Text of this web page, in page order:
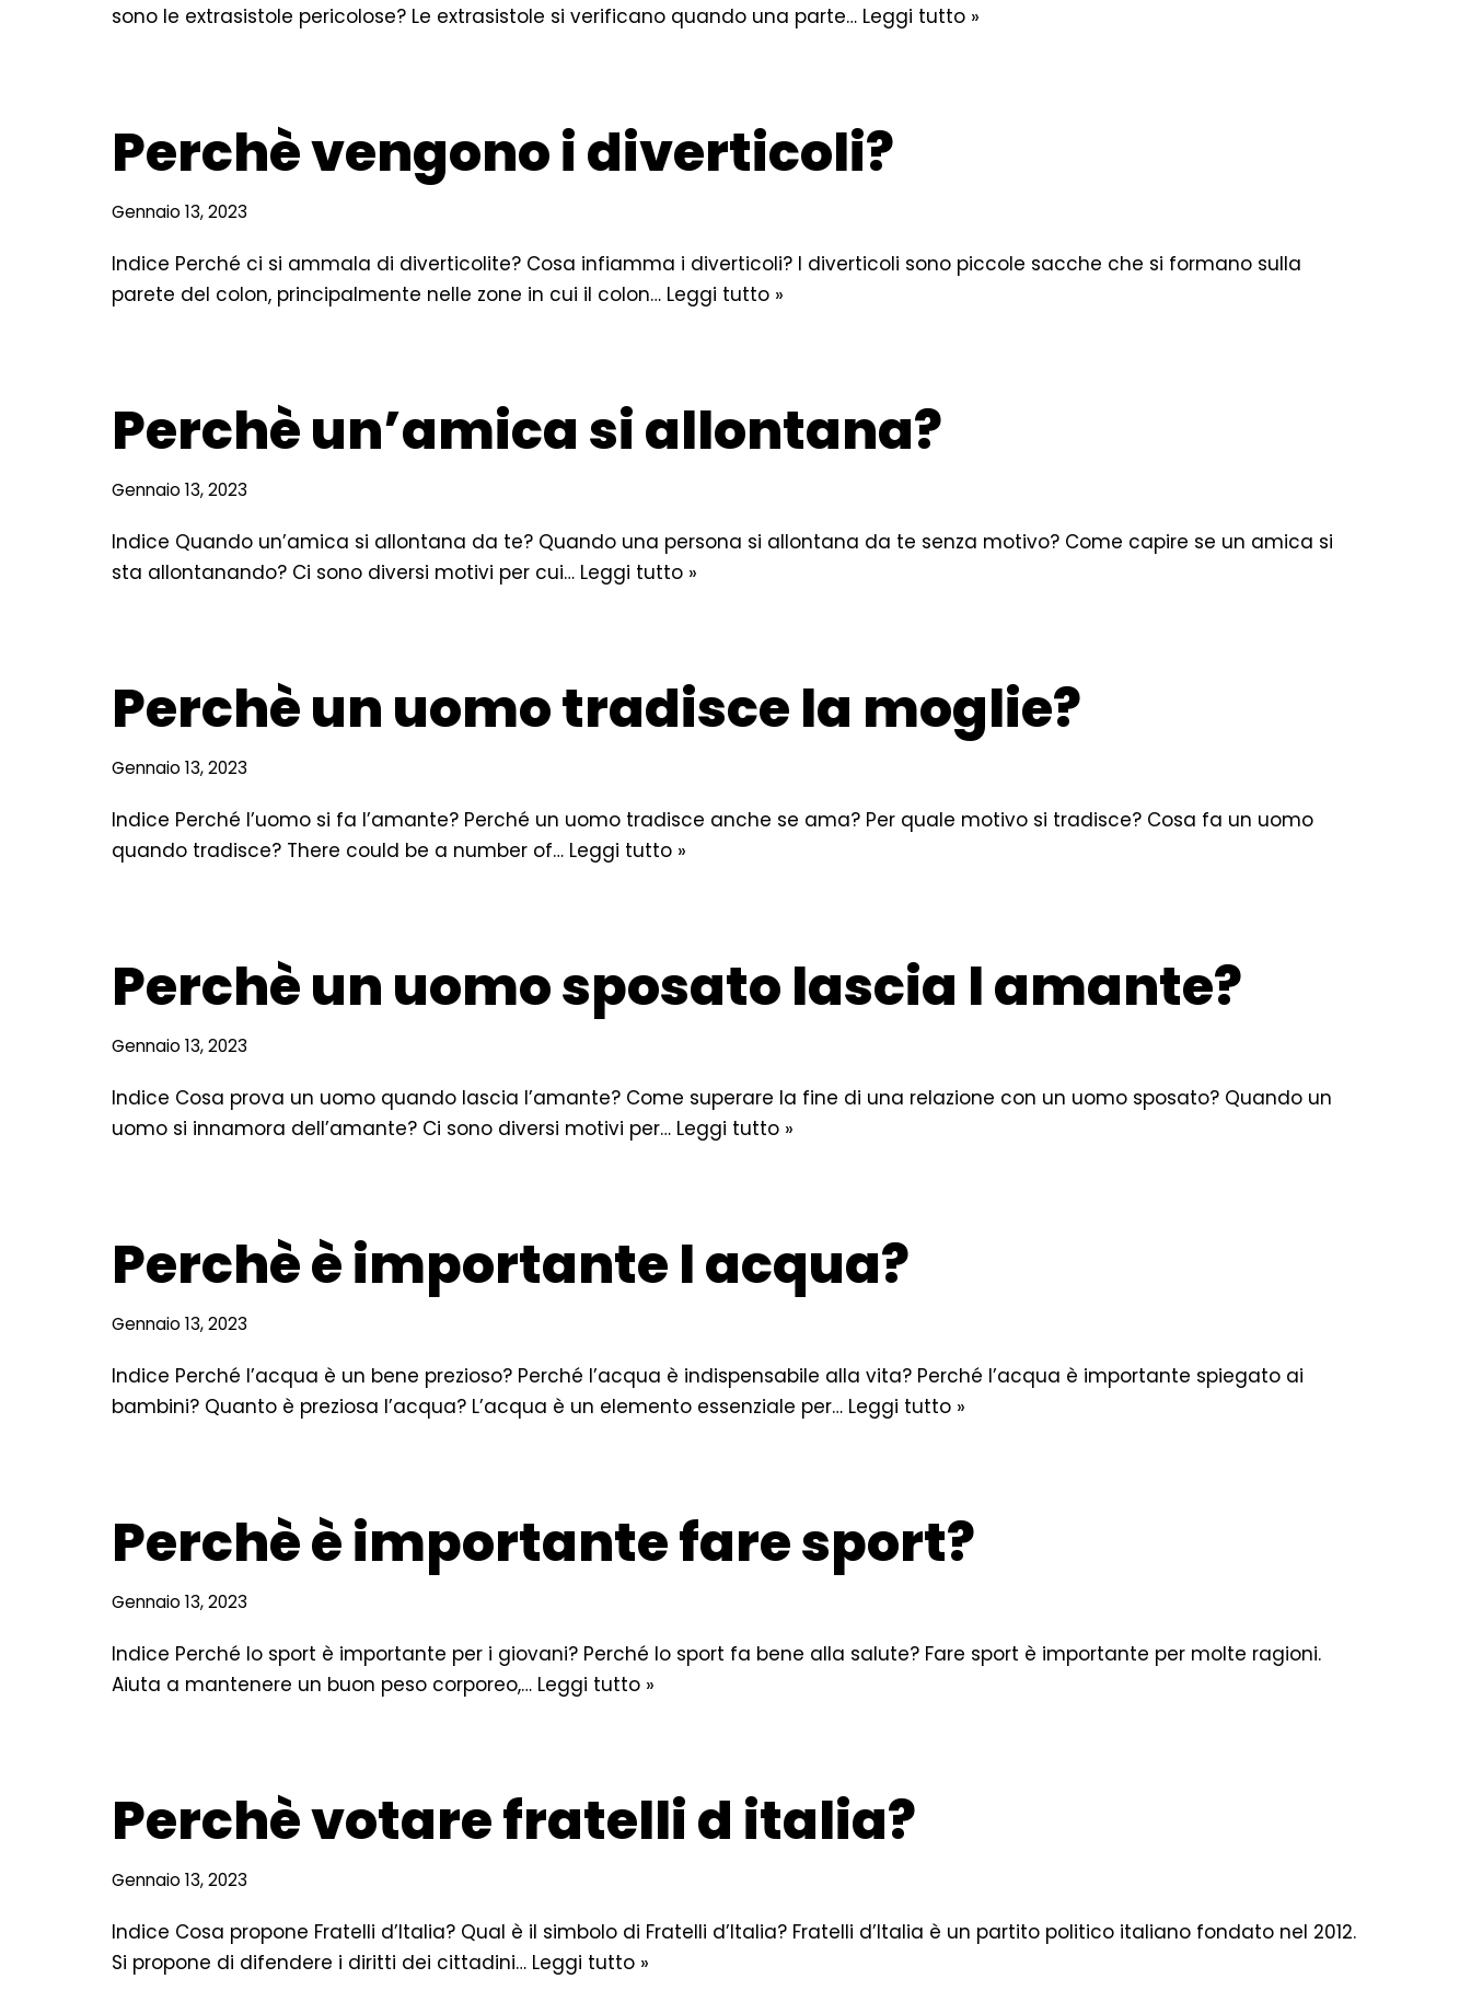
sono le extrasistole pericolose? Le extrasistole si verificano quando una parte… Leggi tutto »
Perchè vengono i diverticoli?
Gennaio 13, 2023
Indice Perché ci si ammala di diverticolite? Cosa infiamma i diverticoli? I diverticoli sono piccole sacche che si formano sulla
parete del colon, principalmente nelle zone in cui il colon… Leggi tutto »
Perchè un’amica si allontana?
Gennaio 13, 2023
Indice Quando un’amica si allontana da te? Quando una persona si allontana da te senza motivo? Come capire se un amica si
sta allontanando? Ci sono diversi motivi per cui… Leggi tutto »
Perchè un uomo tradisce la moglie?
Gennaio 13, 2023
Indice Perché l’uomo si fa l’amante? Perché un uomo tradisce anche se ama? Per quale motivo si tradisce? Cosa fa un uomo
quando tradisce? There could be a number of… Leggi tutto »
Perchè un uomo sposato lascia l amante?
Gennaio 13, 2023
Indice Cosa prova un uomo quando lascia l’amante? Come superare la fine di una relazione con un uomo sposato? Quando un
uomo si innamora dell’amante? Ci sono diversi motivi per… Leggi tutto »
Perchè è importante l acqua?
Gennaio 13, 2023
Indice Perché l’acqua è un bene prezioso? Perché l’acqua è indispensabile alla vita? Perché l’acqua è importante spiegato ai
bambini? Quanto è preziosa l’acqua? L’acqua è un elemento essenziale per… Leggi tutto »
Perchè è importante fare sport?
Gennaio 13, 2023
Indice Perché lo sport è importante per i giovani? Perché lo sport fa bene alla salute? Fare sport è importante per molte ragioni.
Aiuta a mantenere un buon peso corporeo,… Leggi tutto »
Perchè votare fratelli d italia?
Gennaio 13, 2023
Indice Cosa propone Fratelli d’Italia? Qual è il simbolo di Fratelli d’Italia? Fratelli d’Italia è un partito politico italiano fondato nel 2012.
Si propone di difendere i diritti dei cittadini… Leggi tutto »